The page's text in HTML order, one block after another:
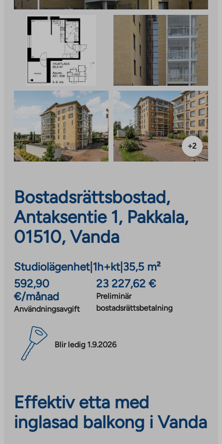
+2
Bostadsrättsbostad,
Antaksentie 1, Pakkala,
01510, Vanda
Studiolägenhet| 1h+kt| 35,5 m²
592,90
€/månad
Användningsavgift
23 227,62 €
Preliminär
bostadsrättsbetalning
Blir ledig 1.9.2026
Effektiv etta med
inglasad balkong i Vanda